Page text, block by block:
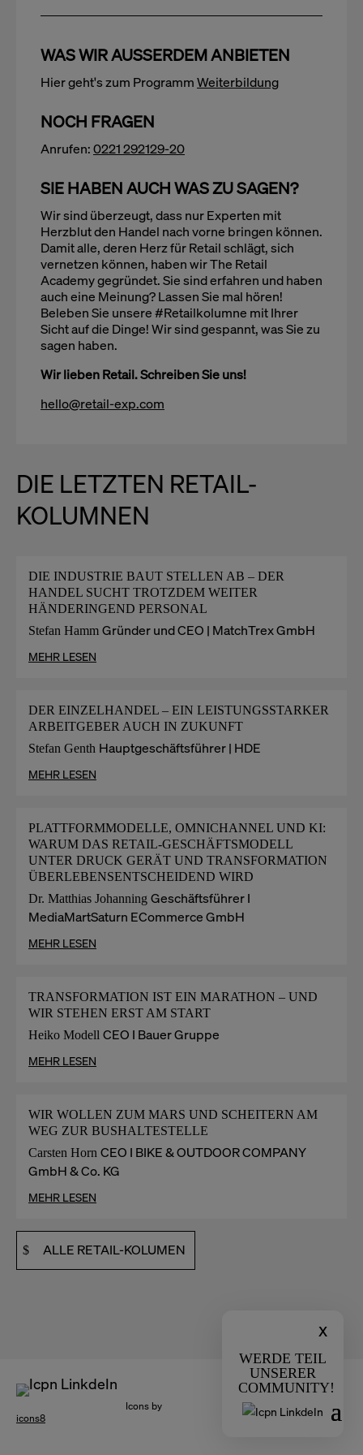
WAS WIR AUSSERDEM ANBIETEN
Hier geht's zum ProgrammWeiterbildung
NOCH FRAGEN
Anrufen:0221 292129-20
SIE HABEN AUCH WAS ZU SAGEN?
Wir sind überzeugt, dass nur Experten mit
Herzblut den Handel nach vorne bringen können.
Damit alle, deren Herz für Retail schlägt, sich
vernetzen können, haben wir The Retail
Academy gegründet. Sie sind erfahren und haben
auch eine Meinung? Lassen Sie mal hören!
Beleben Sie unsere #Retailkolumne mit Ihrer
Sicht auf die Dinge! Wir sind gespannt, was Sie zu
sagen haben.
Wir lieben Retail. Schreiben Sie uns!
hello@retail-exp.com
DIE LETZTEN RETAIL-
KOLUMNEN
DIE INDUSTRIE BAUT STELLEN AB – DER
HANDEL SUCHT TROTZDEM WEITER
HÄNDERINGEND PERSONAL
Stefan Hamm Gründer und CEO | MatchTrex GmbH
MEHR LESEN
DER EINZELHANDEL – EIN LEISTUNGSSTARKER
ARBEITGEBER AUCH IN ZUKUNFT
Stefan Genth Hauptgeschäftsführer | HDE
MEHR LESEN
PLATTFORMMODELLE, OMNICHANNEL UND KI:
WARUM DAS RETAIL-GESCHÄFTSMODELL
UNTER DRUCK GERÄT UND TRANSFORMATION
ÜBERLEBENSENTSCHEIDEND WIRD
Dr. Matthias Johanning Geschäftsführer I
MediaMartSaturn ECommerce GmbH
MEHR LESEN
TRANSFORMATION IST EIN MARATHON – UND
WIR STEHEN ERST AM START
Heiko Modell CEO I Bauer Gruppe
MEHR LESEN
WIR WOLLEN ZUM MARS UND SCHEITERN AM
WEG ZUR BUSHALTESTELLE
Carsten Horn CEO I BIKE & OUTDOOR COMPANY
GmbH & Co. KG
MEHR LESEN
ALLE RETAIL-KOLUMEN
Icons by
icons8
x
WERDE TEIL
UNSERER
COMMUNITY!